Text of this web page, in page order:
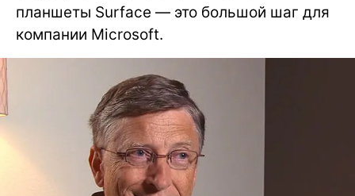
планшеты Surface — это большой шаг для
компании Microsoft.